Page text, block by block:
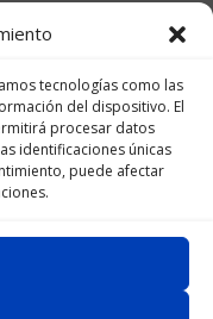
tecnologías como las
del dispositivo. El
procesar datos
identificaciones únicas
puede afectar